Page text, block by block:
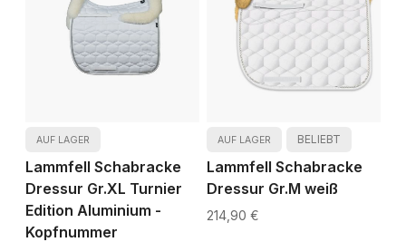
AUF LAGER
Lammfell Schabracke
Dressur Gr.XL Turnier
Edition Aluminium -
Kopfnummer
AUF LAGER BELIEBT
Lammfell Schabracke
Dressur Gr.M weiß
214,90 €